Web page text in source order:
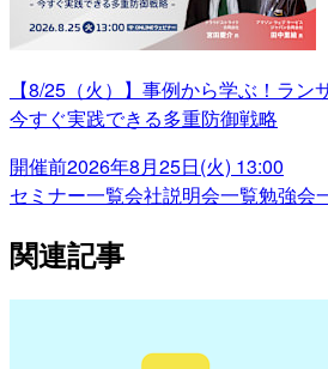
【8/25（火）】事例から学ぶ！ラン
今すぐ実践できる多重防御戦略
開催前2026年8月25日(火) 13:00
セミナー一覧会社説明会一覧勉強会
関連記事